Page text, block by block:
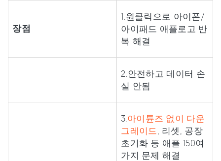
장점
1.원클릭으로 아이폰/
아이패드 애플로고 반
복 해결
2.안전하고 데이터 손
실 안됨
3. 아이튠즈 없이 다운
그레이드
, 리셋, 공장
초기화 등 애플 150여
가지 문제 해결